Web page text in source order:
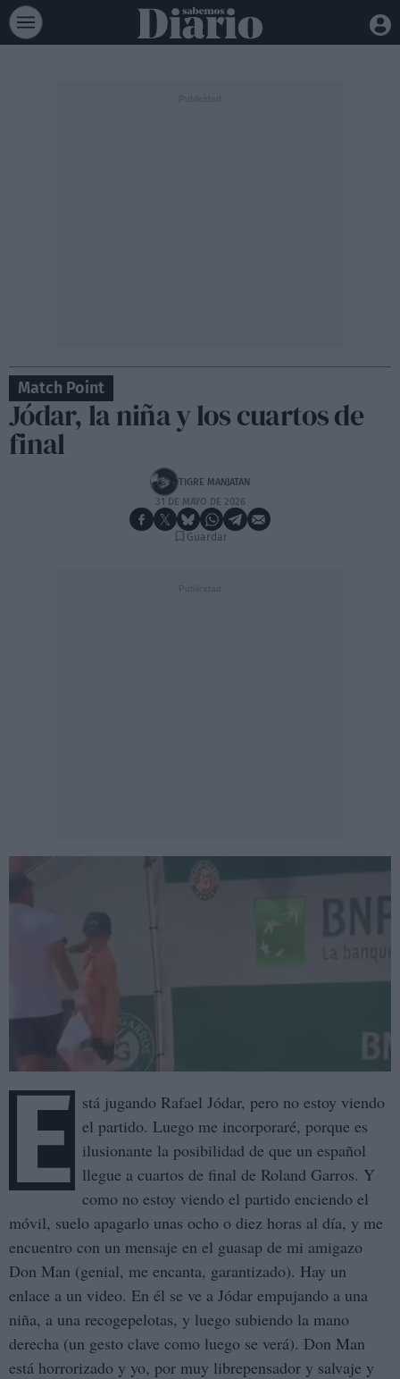
Match Point
Jódar, la niña y los cuartos de
final
TIGRE MANJATAN
31 DE MAYO DE 2026
Guardar
E stá jugando Rafael Jódar, pero no estoy viendo
el partido. Luego me incorporaré, porque es
ilusionante la posibilidad de que un español
llegue a cuartos de final de Roland Garros. Y
como no estoy viendo el partido enciendo el
móvil, suelo apagarlo unas ocho o diez horas al día, y me
encuentro con un mensaje en el guasap de mi amigazo
Don Man (genial, me encanta, garantizado). Hay un
enlace a un video. En él se ve a Jódar empujando a una
niña, a una recogepelotas, y luego subiendo la mano
derecha (un gesto clave como luego se verá). Don Man
está horrorizado y yo, por muy librepensador y salvaje y